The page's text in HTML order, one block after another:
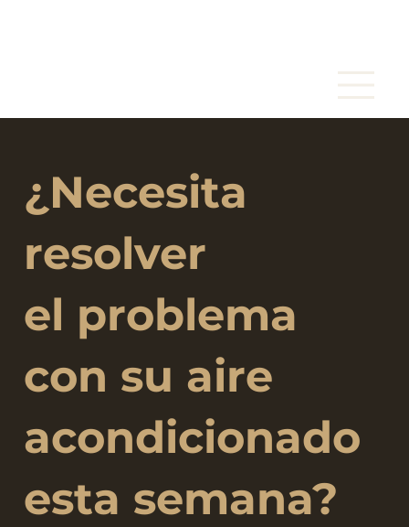
¿Necesita
resolver
el problema
con su aire
acondicionado
esta semana?